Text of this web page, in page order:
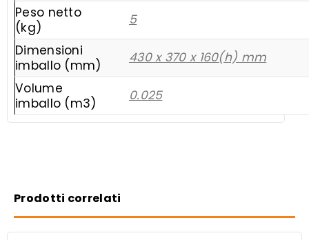
Peso netto
(kg)
5
Dimensioni
imballo (mm)
430 x 370 x 160(h) mm
Volume
imballo (m3)
0.025
Prodotti correlati